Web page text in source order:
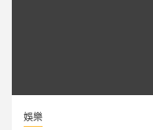
娛樂